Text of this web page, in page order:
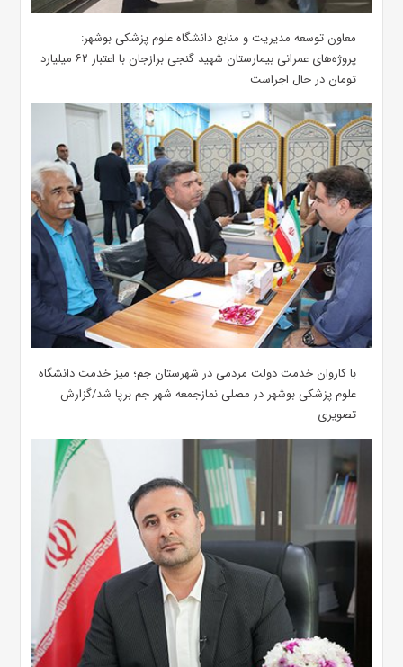
معاون توسعه مدیریت و منابع دانشگاه علوم پزشکی بوشهر:
پروژه‌های عمرانی بیمارستان شهید گنجی برازجان با اعتبار ۶۲ میلیارد
تومان در حال اجراست
با کاروان خدمت دولت مردمی در شهرستان جم؛ میز خدمت دانشگاه
علوم پزشکی بوشهر در مصلی نمازجمعه شهر جم برپا شد/گزارش
تصویری